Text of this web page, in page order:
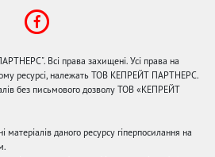
Всі права захищені. Усі права на
ресурсі, належать ТОВ КЕПРЕЙТ ПАРТНЕРС.
без письмового дозволу ТОВ «КЕПРЕЙТ
даного ресурсу гіперпосилання на